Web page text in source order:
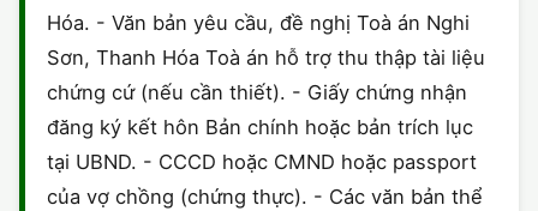
Hóa. - Văn bản yêu cầu, đề nghị Toà án Nghi
Sơn, Thanh Hóa Toà án hỗ trợ thu thập tài liệu
chứng cứ (nếu cần thiết). - Giấy chứng nhận
đăng ký kết hôn Bản chính hoặc bản trích lục
tại UBND. - CCCD hoặc CMND hoặc passport
của vợ chồng (chứng thực). - Các văn bản thể